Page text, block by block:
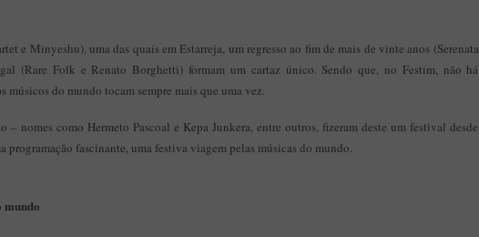
e Minyeshu), uma das quais em Estarreja, um regresso ao fim de mais de vinte anos (Serenata
(Rare Folk e Renato Borghetti) formam um cartaz único. Sendo que, no Festim, não há
do mundo tocam sempre mais que uma vez.
nomes como Hermeto Pascoal e Kepa Junkera, entre outros, fizeram deste um festival desde
fascinante, uma festiva viagem pelas músicas do mundo.
mundo